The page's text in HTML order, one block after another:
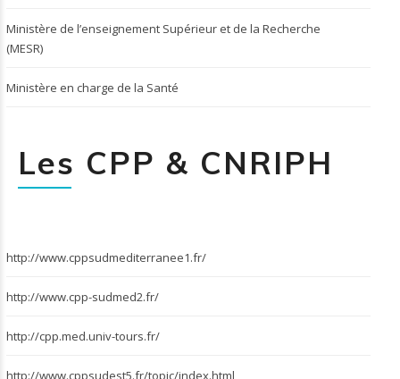
Ministère de l’enseignement Supérieur et de la Recherche
(MESR)
Ministère en charge de la Santé
Les CPP & CNRIPH
http://www.cppsudmediterranee1.fr/
http://www.cpp-sudmed2.fr/
http://cpp.med.univ-tours.fr/
http://www.cppsudest5.fr/topic/index.html